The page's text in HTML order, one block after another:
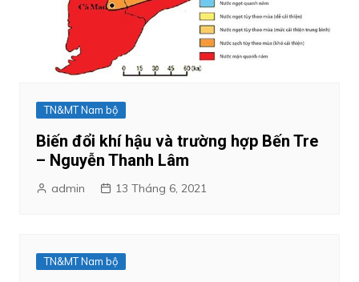
TN&MT Nam bộ
Biến đổi khí hậu và trường hợp Bến Tre
– Nguyễn Thanh Lâm
admin 13 Tháng 6, 2021
TN&MT Nam bộ